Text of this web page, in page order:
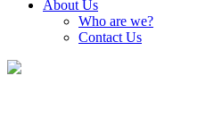
About Us
Who are we?
Contact Us